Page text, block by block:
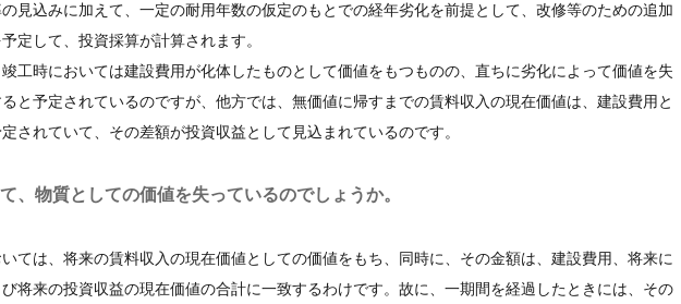
見込みに加えて、一定の耐用年数の仮定のもとでの経年劣化を前提として、改修等のための追加
定して、投資採算が計算されます。
工時においては建設費用が化体したものとして価値をもつものの、直ちに劣化によって価値を失
と予定されているのですが、他方では、無価値に帰すまでの賃料収入の現在価値は、建設費用と
されていて、その差額が投資収益として見込まれているのです。
、物質としての価値を失っているのでしょうか。
ては、将来の賃料収入の現在価値としての価値をもち、同時に、その金額は、建設費用、将来に
将来の投資収益の現在価値の合計に一致するわけです。故に、一期間を経過したときには、その